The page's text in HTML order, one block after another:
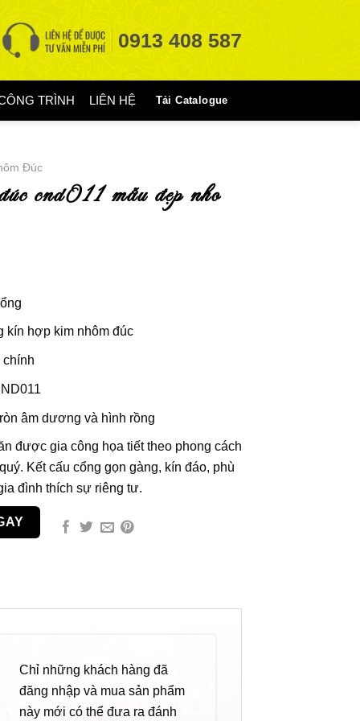
0913 408 587
TRÌNH LIÊN HỆ Tải Catalogue
Đúc
kín hợp kim nhôm đúc
chính
âm dương và hình rồng
được gia công họa tiết theo phong cách
Kết cấu cổng gọn gàng, kín đáo, phù
đình thích sự riêng tư.
Chỉ những khách hàng đã
đăng nhập và mua sản phẩm
này mới có thể đưa ra đánh